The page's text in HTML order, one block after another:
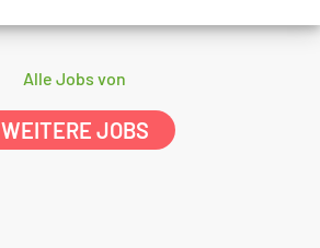
Alle Jobs von
WEITERE JOBS